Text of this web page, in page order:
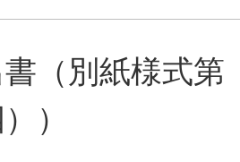
（別紙様式第
）